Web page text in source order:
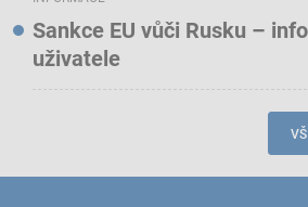
Sankce EU vůči Rusku –
uživatele